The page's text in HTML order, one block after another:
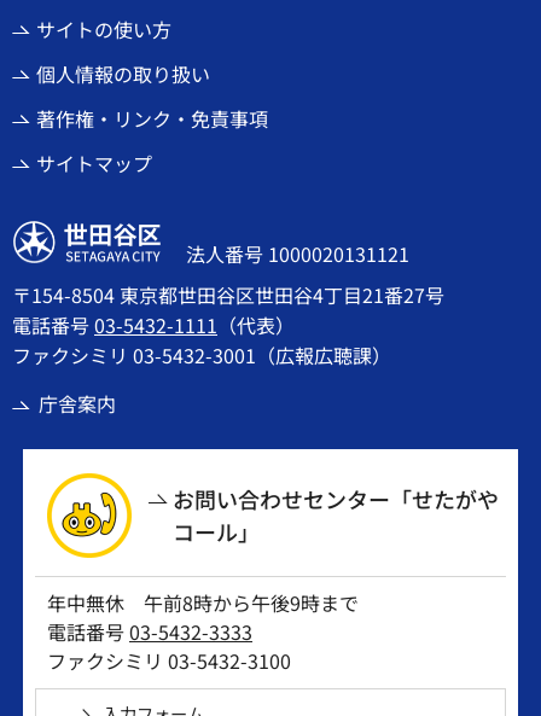
サイトの使い方
個人情報の取り扱い
著作権・リンク・免責事項
サイトマップ
世田谷区
法人番号 1000020131121
〒154-8504 東京都世田谷区世田谷4丁目21番27号
電話番号03-5432-1111 （代表）
ファクシミリ 03-5432-3001（広報広聴課）
庁舎案内
お問い合わせセンター「せたがや
コール」
年中無休 午前8時から午後9時まで
電話番号03-5432-3333
ファクシミリ 03-5432-3100